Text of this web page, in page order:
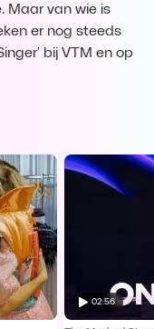
Maar van wie is
er nog steeds
bij VTM en op
02:56